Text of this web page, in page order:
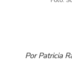
Por Patricia